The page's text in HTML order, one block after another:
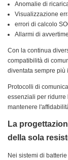
Anomalie di
Visualizzazione
errori di calcolo
Allarmi di
Con la continua
compatibilità di
diventata sempre più
Protocolli di
essenziali per
mantenere
La
della sola
Nei sistemi di